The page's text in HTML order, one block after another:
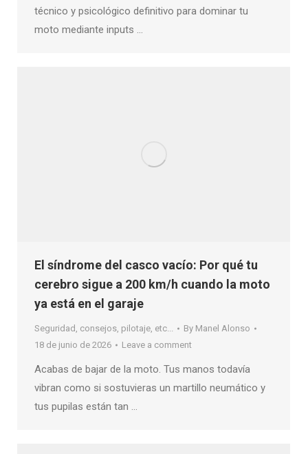
técnico y psicológico definitivo para dominar tu
moto mediante inputs …
El síndrome del casco vacío: Por qué tu
cerebro sigue a 200 km/h cuando la moto
ya está en el garaje
Seguridad, consejos, pilotaje, etc... By Manel Alonso
18 de junio de 2026
Leave a comment
Acabas de bajar de la moto. Tus manos todavía
vibran como si sostuvieras un martillo neumático y
tus pupilas están tan …